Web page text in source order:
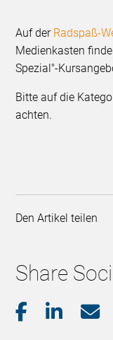
Auf der Radspaß-
Medienkasten
Spezial"-
Bitte auf die
achten.
Den Artikel teilen
Share